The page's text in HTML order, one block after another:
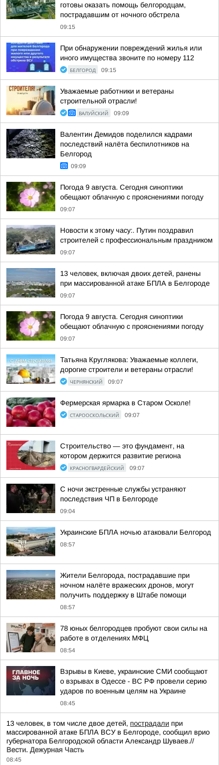
готовы оказать помощь белгородцам,
пострадавшим от ночного обстрела
09:15
При обнаружении повреждений жилья или
иного имущества звоните по номеру 112
БЕЛГОРОД 09:15
Уважаемые работники и ветераны
строительной отрасли!
ВАЛУЙСКИЙ 09:09
Валентин Демидов поделился кадрами
последствий налёта беспилотников на
Белгород
09:09
Погода 9 августа. Сегодня синоптики
обещают облачную с прояснениями погоду
09:07
Новости к этому часу:. Путин поздравил
строителей с профессиональным праздником
09:07
13 человек, включая двоих детей, ранены
при массированной атаке БПЛА в Белгороде
09:07
Погода 9 августа. Сегодня синоптики
обещают облачную с прояснениями погоду
09:07
Татьяна Круглякова: Уважаемые коллеги,
дорогие строители и ветераны отрасли!
ЧЕРНЯНСКИЙ 09:07
Фермерская ярмарка в Старом Осколе!
СТАРООСКОЛЬСКИЙ 09:07
Строительство — это фундамент, на
котором держится развитие региона
КРАСНОГВАРДЕЙСКИЙ 09:07
С ночи экстренные службы устраняют
последствия ЧП в Белгороде
09:04
Украинские БПЛА ночью атаковали Белгород
08:57
Жители Белгорода, пострадавшие при
ночном налёте вражеских дронов, могут
получить поддержку в Штабе помощи
08:57
78 юных белгородцев пробуют свои силы на
работе в отделениях МФЦ
08:54
Взрывы в Киеве, украинские СМИ сообщают
о взрывах в Одессе - ВС РФ провели серию
ударов по военным целям на Украине
08:45
13 человек, в том числе двое детей, пострадали при
массированной атаке БПЛА ВСУ в Белгороде, сообщил врио
губернатора Белгородской области Александр Шуваев.//
Вести. Дежурная Часть
08:45